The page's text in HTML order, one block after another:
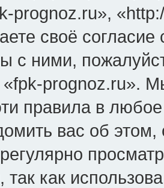
prognoz.ru»,
своё
с ними,
prognoz.ru».
правила в
вас об
так как